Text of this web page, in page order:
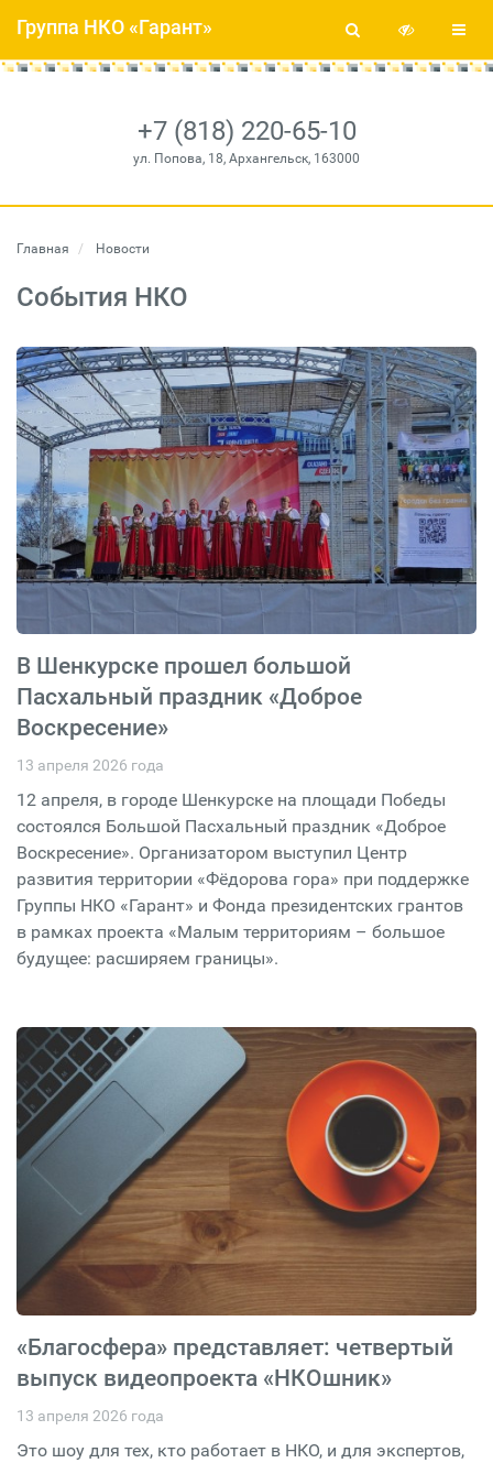
+7 (818) 220-65-10
ул. Попова, 18, Архангельск, 163000
Группа НКО «Гарант»
Главная Новости
События НКО
В Шенкурске прошел большой
Пасхальный праздник «Доброе
Воскресение»
13 апреля 2026 года
12 апреля, в городе Шенкурске на площади Победы
состоялся Большой Пасхальный праздник «Доброе
Воскресение». Организатором выступил Центр
развития территории «Фёдорова гора» при поддержке
Группы НКО «Гарант» и Фонда президентских грантов
в рамках проекта «Малым территориям – большое
будущее: расширяем границы».
«Благосфера» представляет: четвертый
выпуск видеопроекта «НКОшник»
13 апреля 2026 года
Это шоу для тех, кто работает в НКО, и для экспертов,